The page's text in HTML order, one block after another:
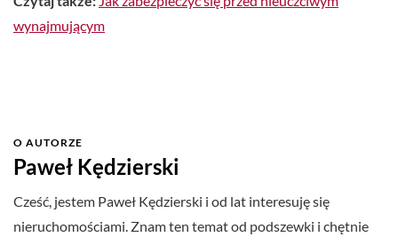
wynajmującym
O AUTORZE
Paweł Kędzierski
Cześć, jestem Paweł Kędzierski i od lat interesuję się
nieruchomościami. Znam ten temat od podszewki i chętnie